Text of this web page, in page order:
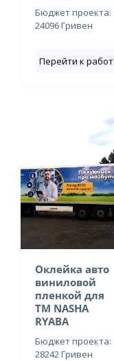
Бюджет проекта:
24096 Гривен
Перейти к
Оклейка авто
виниловой
пленкой для
ТМ NASHA
RYABA
Бюджет проекта:
28242 Гривен